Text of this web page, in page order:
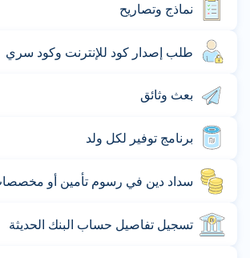
نماذج وتصاريح
طلب إصدار كود للإنترنت وكود سري
بعث وثائق
برنامج توفير لكل ولد
سداد دين في رسوم تأمين أو مخصصات
تسجيل تفاصيل حساب البنك الحديثة